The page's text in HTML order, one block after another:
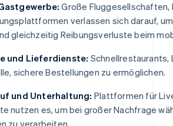
Große Fluggesellschaften,
verlassen sich darauf,
gleichzeitig Reibungsverluste beim
und Lieferdienste:
sichere Bestellungen zu ermöglichen.
und Unterhaltung: Plattformen für
nutzen es, um bei großer Nachfrage
zu verarbeiten.